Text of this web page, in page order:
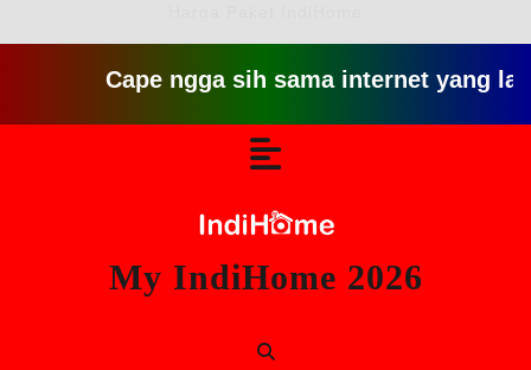
Cape ngga sih sama internet yang lambat
My IndiHome 2026